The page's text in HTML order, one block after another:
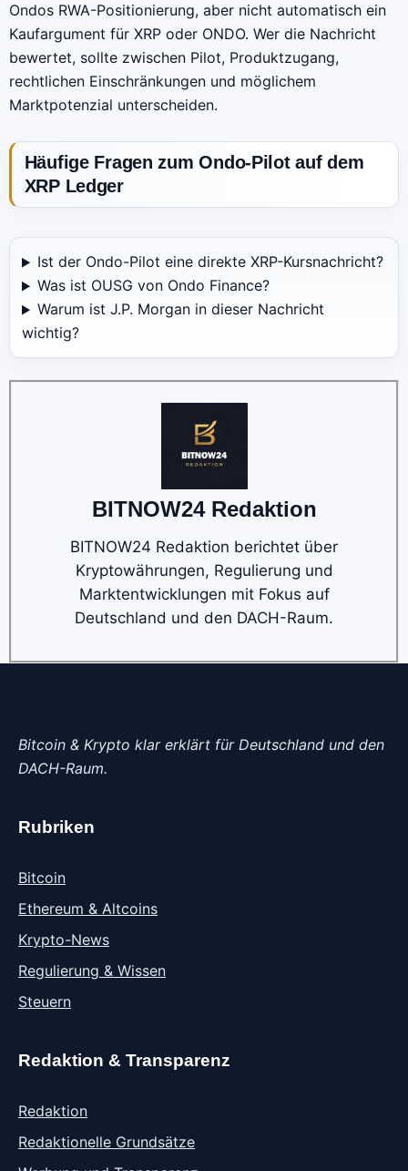
Ondos RWA-Positionierung, aber nicht automatisch ein
Kaufargument für XRP oder ONDO. Wer die Nachricht
bewertet, sollte zwischen Pilot, Produktzugang,
rechtlichen Einschränkungen und möglichem
Marktpotenzial unterscheiden.
Häufige Fragen zum Ondo-Pilot auf dem
XRP Ledger
Ist der Ondo-Pilot eine direkte XRP-Kursnachricht?
Was ist OUSG von Ondo Finance?
Warum ist J.P. Morgan in dieser Nachricht
wichtig?
BITNOW24 Redaktion
BITNOW24 Redaktion berichtet über
Kryptowährungen, Regulierung und
Marktentwicklungen mit Fokus auf
Deutschland und den DACH-Raum.
Bitcoin & Krypto klar erklärt für Deutschland und den
DACH-Raum.
Rubriken
Bitcoin
Ethereum & Altcoins
Krypto-News
Regulierung & Wissen
Steuern
Redaktion & Transparenz
Redaktion
Redaktionelle Grundsätze